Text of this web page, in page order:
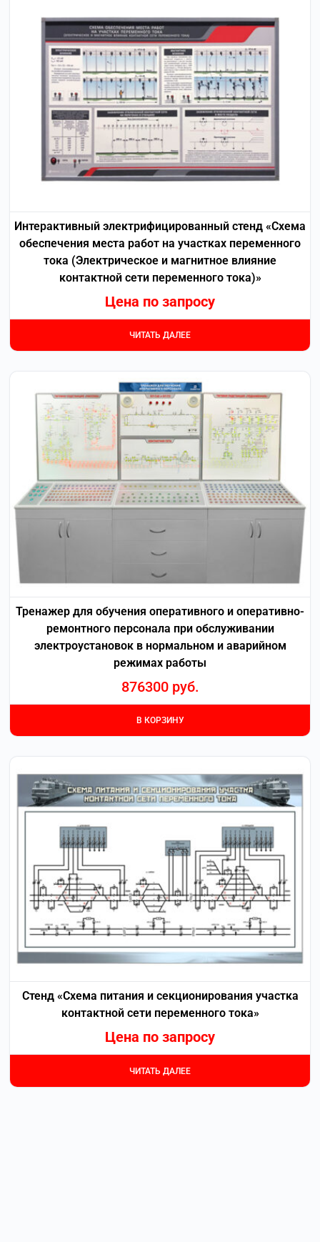
Интерактивный электрифицированный стенд «Схема
обеспечения места работ на участках переменного
тока (Электрическое и магнитное влияние
контактной сети переменного тока)»
Цена по запросу
ЧИТАТЬ ДАЛЕЕ
Тренажер для обучения оперативного и оперативно-
ремонтного персонала при обслуживании
электроустановок в нормальном и аварийном
режимах работы
876300 руб.
В КОРЗИНУ
Стенд «Схема питания и секционирования участка
контактной сети переменного тока»
Цена по запросу
ЧИТАТЬ ДАЛЕЕ